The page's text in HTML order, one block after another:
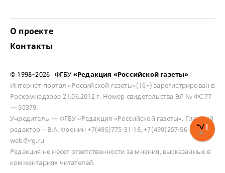
О проекте
Контакты
© 1998–2026 ФГБУ «Редакция «Российской газеты»
Интернет-портал «Российской газеты»(16+) зарегистрирован в
Роскомнадзоре 21.06.2012 г. Номер свидетельства ЭЛ № ФС 77
— 50379.
Учредитель — ФГБУ «Редакция «Российской газеты». Главный
редактор – В.А. Фронин +7(495)775-31-18, +7(499)257-56-50
web@rg.ru
Редакция не несет ответственности за мнения, высказанные в
комментариях читателей.